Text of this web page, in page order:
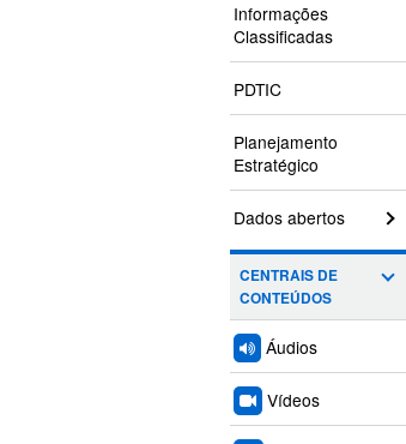
Informações
Classificadas
PDTIC
Planejamento
Estratégico
Dados abertos
CENTRAIS DE
CONTEÚDOS
Áudios
Vídeos